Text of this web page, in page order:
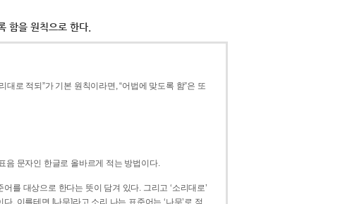
함을 원칙으로 한다.
로 적되”가 기본 원칙이라면, “어법에 맞도록 함”은 또
음 문자인 한글로 올바르게 적는 방법이다.
를 대상으로 한다는 뜻이 담겨 있다. 그리고 ‘소리대로’
’로 적